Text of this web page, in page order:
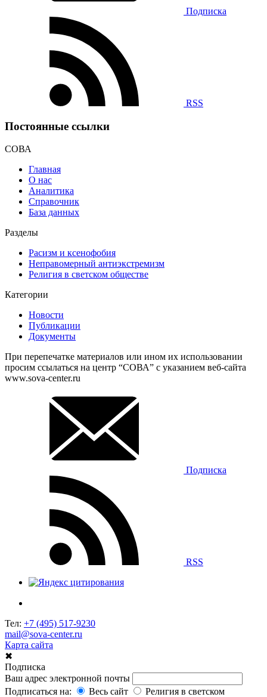
Подписка
RSS
Постоянные ссылки
СОВА
Главная
О нас
Аналитика
Справочник
База данных
Разделы
Расизм и ксенофобия
Неправомерный антиэкстремизм
Религия в светском обществе
Категории
Новости
Публикации
Документы
При перепечатке материалов или ином их использовании
просим ссылаться на центр “СОВА” с указанием веб-сайта
www.sova-center.ru
Подписка
RSS
Тел: +7 (495) 517-9230
mail@sova-center.ru
Карта сайта
✖
Подписка
Ваш адрес электронной почты
Подписаться на:
Весь сайт
Религия в светском